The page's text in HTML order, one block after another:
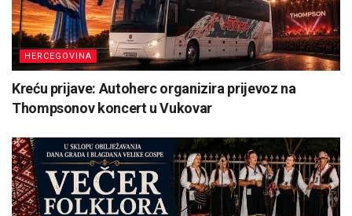
HERCEGOVINA
Kreću prijave: Autoherc organizira prijevoz na
Thompsonov koncert u Vukovar